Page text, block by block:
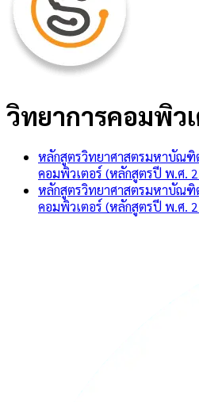
วิทยาการคอมพิว
หลักสูตรวิทยาศาสตรมหาบัณฑิ
คอมพิวเตอร์ (หลักสูตรปี พ.ศ.
หลักสูตรวิทยาศาสตรมหาบัณฑิ
คอมพิวเตอร์ (หลักสูตรปี พ.ศ.